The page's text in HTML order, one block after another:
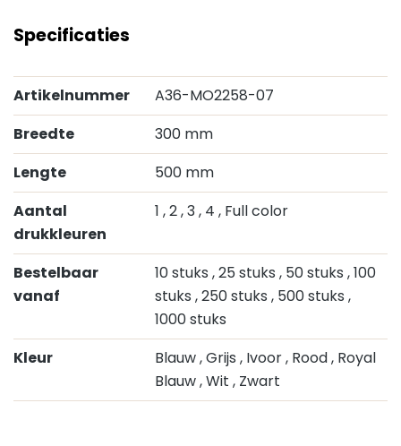
Specificaties
Artikelnummer
A36-MO2258-07
Breedte
300 mm
Lengte
500 mm
Aantal
drukkleuren
1 , 2, 3, 4 , Full color
Bestelbaar
vanaf
10 stuks , 25 stuks , 50 stuks , 100
stuks , 250 stuks , 500 stuks ,
1000 stuks
Kleur
Blauw, Grijs , Ivoor, Rood, Royal
Blauw, Wit , Zwart